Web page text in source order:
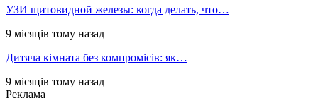
УЗИ щитовидной железы: когда делать, что…
9 місяців тому назад
Дитяча кімната без компромісів: як…
9 місяців тому назад
Реклама